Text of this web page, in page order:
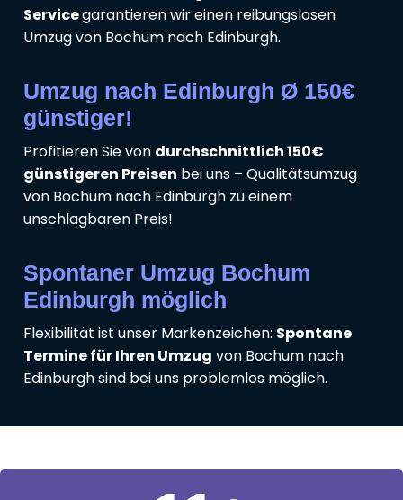
Servicegarantieren wir einen reibungslosen
Umzug von Bochum nach Edinburgh.
Umzug nach Edinburgh Ø 150€
günstiger!
Profitieren Sie von durchschnittlich 150€
günstigeren Preisen bei uns – Qualitätsumzug
von Bochum nach Edinburgh zu einem
unschlagbaren Preis!
Spontaner Umzug Bochum
Edinburgh möglich
Flexibilität ist unser Markenzeichen: Spontane
Termine für Ihren Umzug von Bochum nach
Edinburgh sind bei uns problemlos möglich.